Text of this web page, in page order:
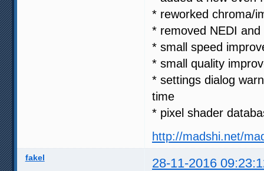
* reworked chroma/
* removed NEDI
* small speed
* small quality
* settings dialog
time
* pixel shader
http://madshi.net/
fakel 28-11-2016